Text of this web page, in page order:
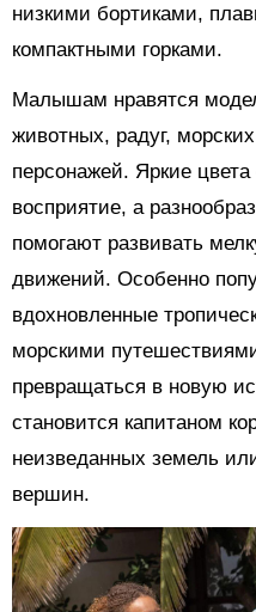
низкими бортиками,
компактными горками.
Малышам нравятся
животных, радуг,
персонажей. Яркие
восприятие, а
помогают развивать
движений. Особенно
вдохновленные
морскими
превращаться в новую
становится капитаном
неизведанных земель
вершин.